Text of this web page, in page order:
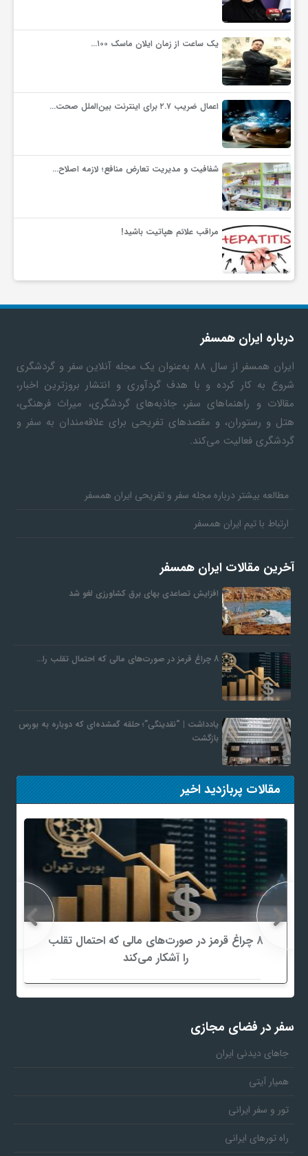
یک ساعت از زمان ایلان ماسک ۱۰۰…
اعمال ضریب ۲.۷ برای اینترنت بین‌الملل صحت…
شفافیت و مدیریت تعارض منافع؛ لازمه اصلاح…
مراقب علائم هپاتیت باشید!
درباره ایران همسفر
ایران همسفر
از سال ۸۸ به‎‌عنوان یک مجله آنلاین سفر و گردشگری
شروع به کار کرده و با هدف گردآوری و انتشار بروزترین اخبار،
مقالات و راهنماهای سفر، جاذبه‌های گردشگری، میراث فرهنگی،
هتل و رستوران، و مقصدهای تفریحی برای علاقه‌مندان به سفر و
گردشگری فعالیت می‌کند.
مطالعه بیشتر درباره مجله سفر و تفریحی ایران همسفر
ارتباط با تیم ایران همسفر
آخرین مقالات ایران همسفر
افزایش تصاعدی بهای برق کشاورزی لغو شد
8 چراغ قرمز در صورت‌های مالی که احتمال تقلب را…
یادداشت | “نقدینگی”؛ حلقه گمشده‌ای که دوباره به بورس
بازگشت
مقالات پربازدید اخیر
8 چراغ قرمز در صورت‌های مالی که احتمال تقلب
را آشکار می‌کند
سفر در فضای مجازی
جاهای دیدنی ایران
همیار آیتی
تور و سفر ایرانی
راه تورهای ایرانی